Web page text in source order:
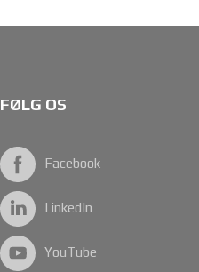
FØLG OS
Facebook
LinkedIn
YouTube